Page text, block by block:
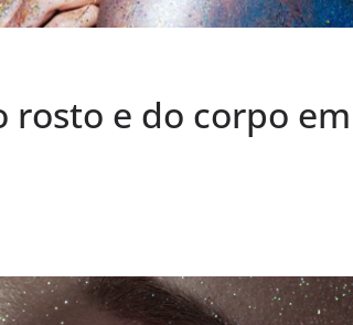
e do corpo em